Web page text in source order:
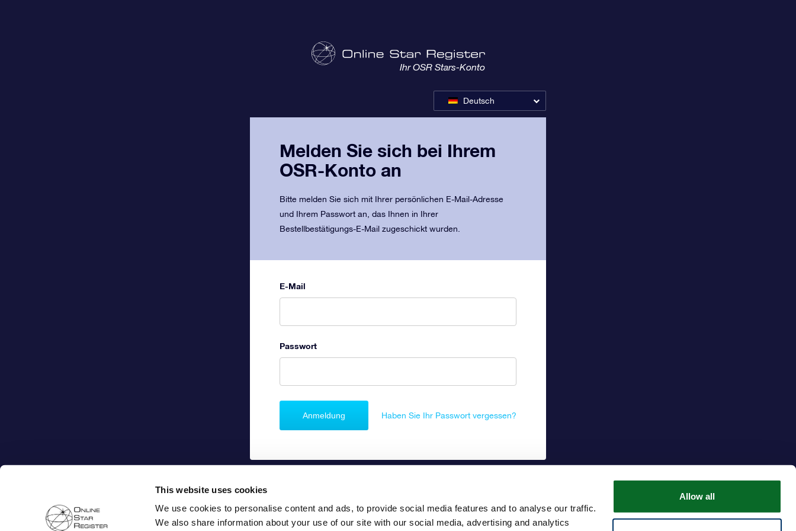
This website uses cookies
We use cookies to personalise content and ads, to provide social media features and to analyse our traffic.
We also share information about your use of our site with our social media, advertising and analytics
Allow all
Ihr OSR Stars-Konto
Deutsch
Melden Sie sich bei Ihrem
OSR-Konto an
Bitte melden Sie sich mit Ihrer persönlichen E-Mail-Adresse
und Ihrem Passwort an, das Ihnen in Ihrer
Bestellbestätigungs-E-Mail zugeschickt wurden.
E-Mail
Passwort
Haben Sie Ihr Passwort vergessen?
Anmeldung